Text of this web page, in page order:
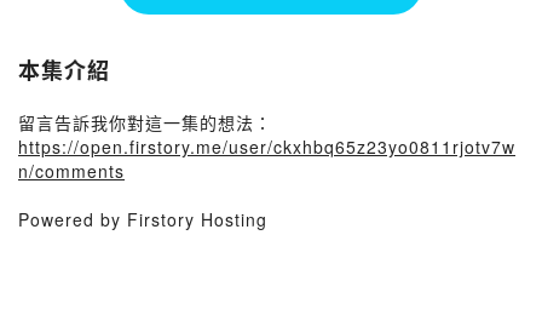
本集介紹
留言告訴我你對這一集的想法：
https://open.firstory.me/user/ckxhbq65z23yo0811rjotv7w
n/comments
Powered by Firstory Hosting